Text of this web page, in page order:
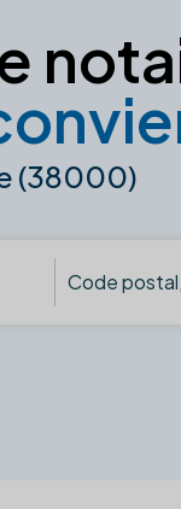
(38000)